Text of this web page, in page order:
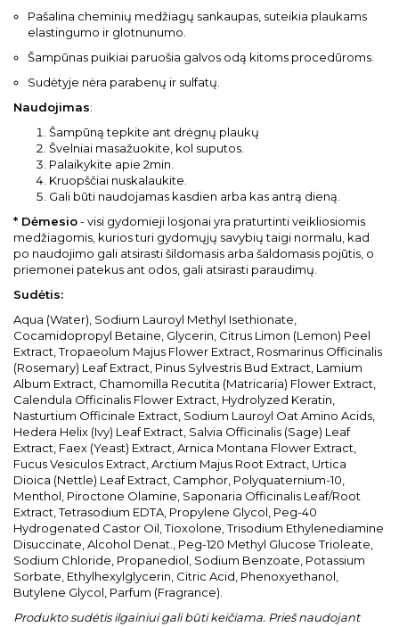
Pašalina cheminių medžiagų sankaupas, suteikia plaukams
elastingumo ir glotnunumo.
Šampūnas puikiai paruošia galvos odą kitoms procedūroms.
Sudėtyje nėra parabenų ir sulfatų.
Naudojimas:
Šampūną tepkite ant drėgnų plaukų
Švelniai masažuokite, kol suputos.
Palaikykite apie 2min.
Kruopščiai nuskalaukite.
Gali būti naudojamas kasdien arba kas antrą dieną.
* Dėmesio- visi gydomieji losjonai yra praturtinti veikliosiomis
medžiagomis, kurios turi gydomųjų savybių taigi normalu, kad
po naudojimo gali atsirasti šildomasis arba šaldomasis pojūtis, o
priemonei patekus ant odos, gali atsirasti paraudimų.
Sudėtis:
Aqua (Water), Sodium Lauroyl Methyl Isethionate,
Cocamidopropyl Betaine, Glycerin, Citrus Limon (Lemon) Peel
Extract, Tropaeolum Majus Flower Extract, Rosmarinus Officinalis
(Rosemary) Leaf Extract, Pinus Sylvestris Bud Extract, Lamium
Album Extract, Chamomilla Recutita (Matricaria) Flower Extract,
Calendula Officinalis Flower Extract, Hydrolyzed Keratin,
Nasturtium Officinale Extract, Sodium Lauroyl Oat Amino Acids,
Hedera Helix (Ivy) Leaf Extract, Salvia Officinalis (Sage) Leaf
Extract, Faex (Yeast) Extract, Arnica Montana Flower Extract,
Fucus Vesiculos Extract, Arctium Majus Root Extract, Urtica
Dioica (Nettle) Leaf Extract, Camphor, Polyquaternium-10,
Menthol, Piroctone Olamine, Saponaria Officinalis Leaf/Root
Extract, Tetrasodium EDTA, Propylene Glycol, Peg-40
Hydrogenated Castor Oil, Tioxolone, Trisodium Ethylenediamine
Disuccinate, Alcohol Denat., Peg-120 Methyl Glucose Trioleate,
Sodium Chloride, Propanediol, Sodium Benzoate, Potassium
Sorbate, Ethylhexylglycerin, Citric Acid, Phenoxyethanol,
Butylene Glycol, Parfum (Fragrance).
Produkto sudėtis ilgainiui gali būti keičiama. Prieš naudojant